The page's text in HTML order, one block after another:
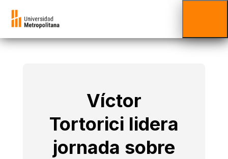
Víctor
Tortorici lidera
jornada sobre